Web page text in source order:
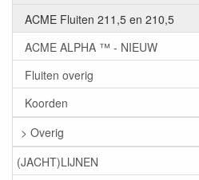
ACME Fluiten 211,5 en 210,5
ACME ALPHA ™ - NIEUW
Fluiten overig
Koorden
> Overig
(JACHT)LIJNEN